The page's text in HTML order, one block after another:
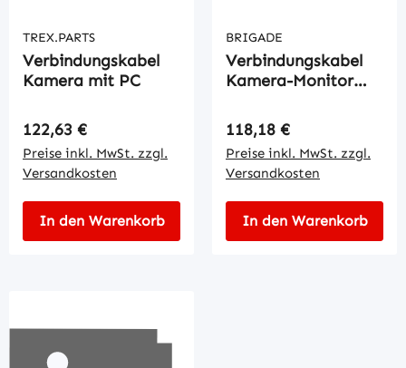
TREX.PARTS
Verbindungskabel
Kamera mit PC
Regulärer Preis:
122,63 €
Preise inkl. MwSt. zzgl.
Versandkosten
In den Warenkorb
BRIGADE
Verbindungskabel
Kamera-Monitor
Regulärer Preis:
118,18 €
Preise inkl. MwSt. zzgl.
Versandkosten
In den Warenkorb